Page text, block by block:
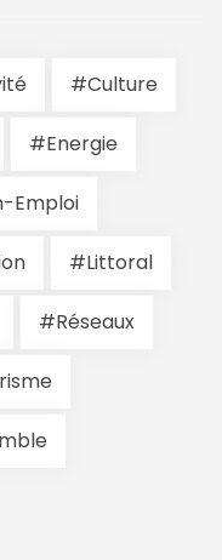
#Culture
#Energie
Emploi
#Littoral
#Réseaux